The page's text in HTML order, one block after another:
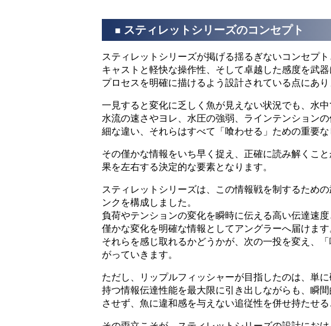
■ スティレットシリーズのコンセプト
スティレットシリーズが掲げる揺るぎないコンセプ
キャストと軽快な操作性、そして卓越した感度を武
プロセスを明確に描けるよう設計されている点にあり
一見すると変化に乏しく魚が見えない状況でも、水
水流の速さやヨレ、水圧の強弱、ラインテンション
細な違い、それらはすべて「喰わせる」ための重要な
その僅かな情報をいち早く捉え、正確に読み解くこ
果を左右する決定的な要素となります。
スティレットシリーズは、この情報戦を制するため
ンクを構成しました。
負荷やテンションの変化を瞬時に伝える高い伝達速
僅かな変化を明確な情報としてアングラーへ届けます
それらを感じ取れるかどうかが、次の一投を変え、
がっていきます。
ただし、リップルフィッシャーが目指したのは、単
持つ情報伝達性能を最大限に引き出しながらも、瞬
させず、魚に違和感を与えない追従性を併せ持たせる